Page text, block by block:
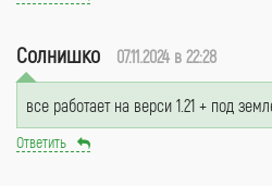
Солнишко 07.11.2024 в 22:28
все работает на верси 1.21 + под
Ответить